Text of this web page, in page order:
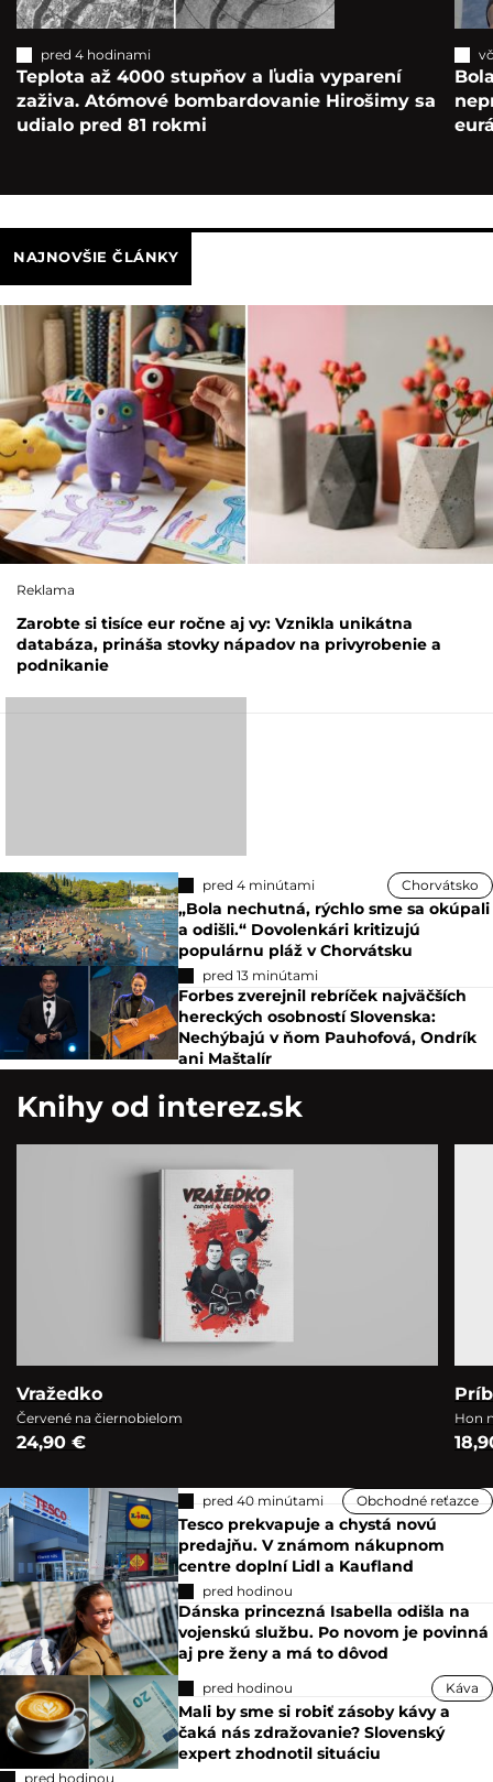
pred 4 hodinami
Teplota až 4000 stupňov a ľudia vyparení
zaživa. Atómové bombardovanie Hirošimy sa
udialo pred 81 rokmi
NAJNOVŠIE ČLÁNKY
Reklama
Zarobte si tisíce eur ročne aj vy: Vznikla unikátna
databáza, prináša stovky nápadov na privyrobenie a
podnikanie
pred 4 minútami Chorvátsko
„Bola nechutná, rýchlo sme sa okúpali
a odišli.“ Dovolenkári kritizujú
populárnu pláž v Chorvátsku
pred 13 minútami
Forbes zverejnil rebríček najväčších
hereckých osobností Slovenska:
Nechýbajú v ňom Pauhofová, Ondrík
ani Maštalír
Knihy od interez.sk
Vražedko
Červené na čiernobielom
24,90 €
Hon
pred 40 minútami Obchodné reťazce
Tesco prekvapuje a chystá novú
predajňu. V známom nákupnom
centre doplní Lidl a Kaufland
pred hodinou
Dánska princezná Isabella odišla na
vojenskú službu. Po novom je povinná
aj pre ženy a má to dôvod
pred hodinou Káva
Mali by sme si robiť zásoby kávy a
čaká nás zdražovanie? Slovenský
expert zhodnotil situáciu
pred hodinou